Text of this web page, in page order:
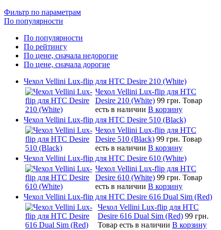
Фильтр по параметрам
По популярности
По популярности
По рейтингу
По цене, сначала недорогие
По цене, сначала дорогие
Чехол Vellini Lux-flip для HTC Desire 210 (White)
Чехол Vellini Lux-flip для HTC
Desire 210 (White) 99 грн. Товар
есть в наличии В корзину
Чехол Vellini Lux-flip для HTC Desire 510 (Black)
Чехол Vellini Lux-flip для HTC
Desire 510 (Black) 99 грн. Товар
есть в наличии В корзину
Чехол Vellini Lux-flip для HTC Desire 610 (White)
Чехол Vellini Lux-flip для HTC
Desire 610 (White) 99 грн. Товар
есть в наличии В корзину
Чехол Vellini Lux-flip для HTC Desire 616 Dual Sim (Red)
Чехол Vellini Lux-flip для HTC
Desire 616 Dual Sim (Red) 99 грн.
Товар есть в наличии В корзину